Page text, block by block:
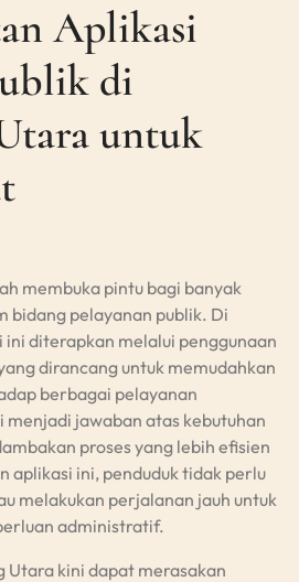
Aplikasi
di
untuk
membuka pintu bagi banyak
bidang pelayanan publik. Di
ini diterapkan melalui penggunaan
dirancang untuk memudahkan
berbagai pelayanan
jawaban atas kebutuhan
proses yang lebih efisien
aplikasi ini, penduduk tidak perlu
melakukan perjalanan jauh untuk
administratif.
Utara kini dapat merasakan